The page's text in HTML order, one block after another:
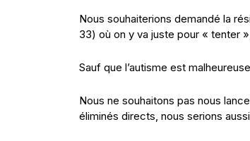
Nous souhaiterions demandé la
33) où on y va juste pour « tenter
Sauf que l’autisme est
Nous ne souhaitons pas nous
éliminés directs, nous serions